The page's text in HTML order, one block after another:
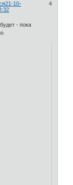
4
21-10-
- пока